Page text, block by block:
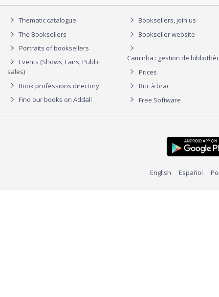
Thematic catalogue
The Booksellers
Portraits of booksellers
Events (Shows, Fairs, Public
sales)
Book professions directory
Find our books on Addall
Booksellers, join us
Bookseller website
Caminha : gestion de
Prices
Bric à brac
Free Software
English Español